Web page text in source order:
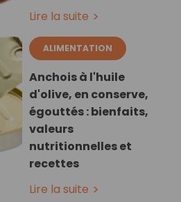
Lire la suite
ALIMENTATION
Anchois à l'huile
d'olive, en conserve,
égouttés : bienfaits,
valeurs
nutritionnelles et
recettes
Lire la suite